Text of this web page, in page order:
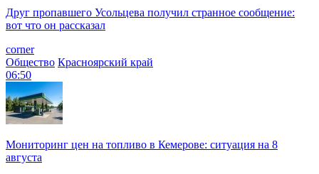
Друг пропавшего Усольцева получил странное сообщение:
вот что он рассказал
corner
Общество Красноярский край
06:50
Мониторинг цен на топливо в Кемерове: ситуация на 8
августа